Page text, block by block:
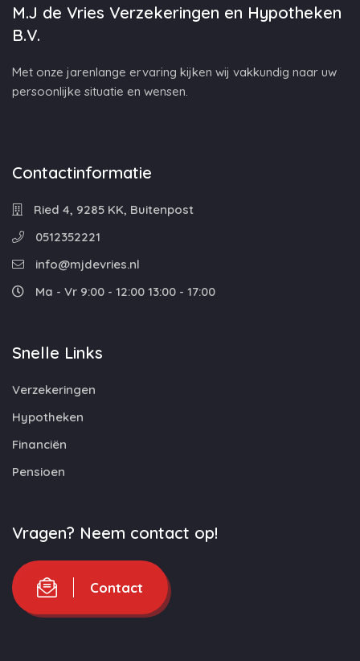
M.J de Vries Verzekeringen en Hypotheken
B.V.
Met onze jarenlange ervaring kijken wij vakkundig naar uw
persoonlijke situatie en wensen.
Contactinformatie
Ried 4, 9285 KK, Buitenpost
0512352221
info@mjdevries.nl
Ma - Vr 9:00 - 12:00 13:00 - 17:00
Snelle Links
Verzekeringen
Hypotheken
Financiën
Pensioen
Vragen? Neem contact op!
Contact